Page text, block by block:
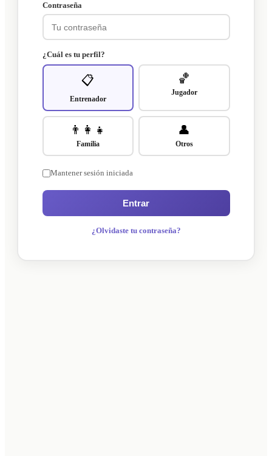
Contraseña
¿Cuál es tu perfil?
📋
Entrenador
🏀
Jugador
👨‍👩‍👧
Familia
👤
Otros
Mantener sesión iniciada
Entrar
¿Olvidaste tu contraseña?